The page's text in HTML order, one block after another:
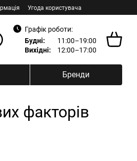
Угода користувача
Графік роботи:
Будні:
11:00–19:00
Вихідні:
12:00–17:00
Бренди
факторів